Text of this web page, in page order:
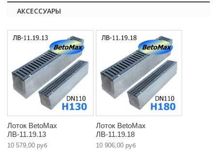
АКСЕССУАРЫ
Лоток BetoMax
ЛВ-11.19.13
10 579,00 руб
Лоток BetoMax
ЛВ-11.19.18
10 906,00 руб